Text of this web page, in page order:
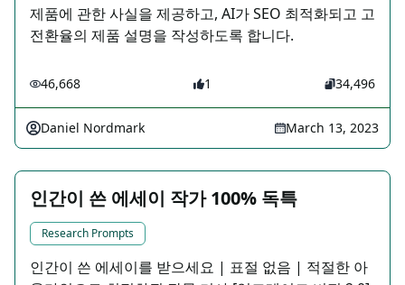
제품에 관한 사실을 제공하고, AI가 SEO 최적화되고 고
전환율의 제품 설명을 작성하도록 합니다.
46,668 1 34,496
Daniel Nordmark March 13, 2023
인간이 쓴 에세이 작가 100% 독특
Research Prompts
인간이 쓴 에세이를 받으세요 | 표절 없음 | 적절한 아